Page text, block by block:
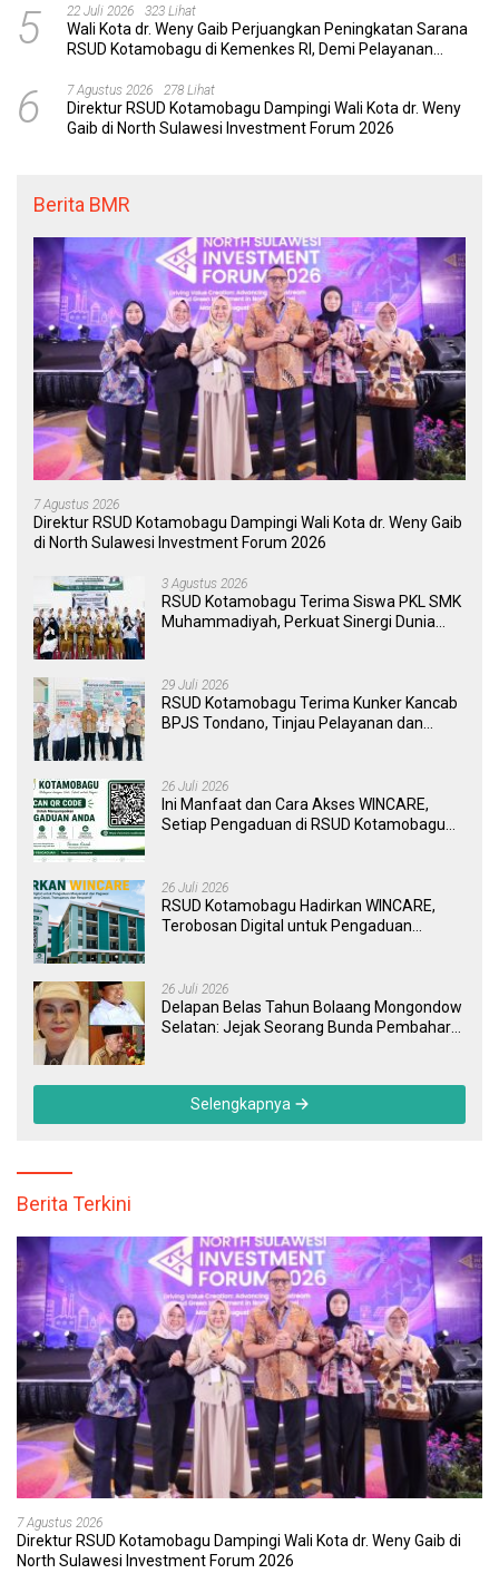
5 22 Juli 2026 323 Lihat
Wali Kota dr. Weny Gaib Perjuangkan Peningkatan Sarana
RSUD Kotamobagu di Kemenkes RI, Demi Pelayanan
6 7 Agustus 2026 278 Lihat
Direktur RSUD Kotamobagu Dampingi Wali Kota dr. Weny
Gaib di North Sulawesi Investment Forum 2026
Berita BMR
7 Agustus 2026
Direktur RSUD Kotamobagu Dampingi Wali Kota dr. Weny Gaib
di North Sulawesi Investment Forum 2026
3 Agustus 2026
RSUD Kotamobagu Terima Siswa PKL SMK
Muhammadiyah, Perkuat Sinergi Dunia
29 Juli 2026
RSUD Kotamobagu Terima Kunker Kancab
BPJS Tondano, Tinjau Pelayanan dan
26 Juli 2026
Ini Manfaat dan Cara Akses WINCARE,
Setiap Pengaduan di RSUD Kotamobagu
26 Juli 2026
RSUD Kotamobagu Hadirkan WINCARE,
Terobosan Digital untuk Pengaduan
26 Juli 2026
Delapan Belas Tahun Bolaang Mongondow
Selatan: Jejak Seorang Bunda Pembaharu
Selengkapnya
Berita Terkini
7 Agustus 2026
Direktur RSUD Kotamobagu Dampingi Wali Kota dr. Weny Gaib di
North Sulawesi Investment Forum 2026